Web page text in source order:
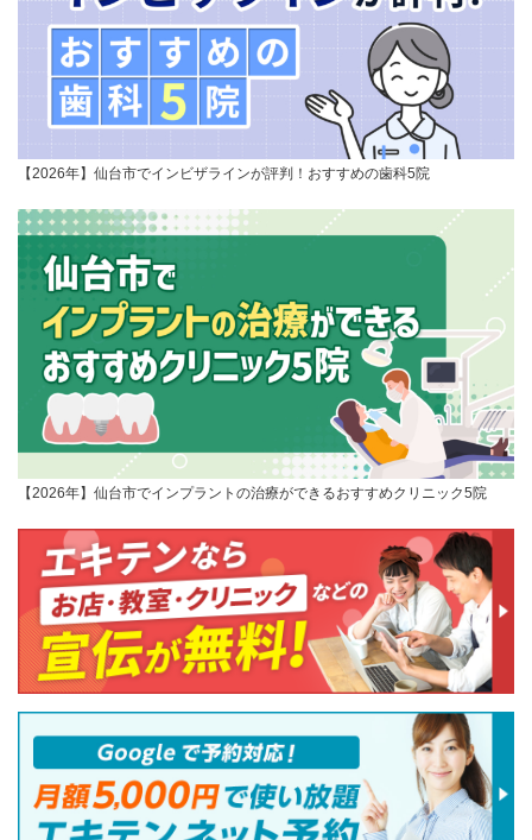
【2026年】仙台市でインビザラインが評判！おすすめの歯科5院
【2026年】仙台市でインプラントの治療ができるおすすめクリニック5院